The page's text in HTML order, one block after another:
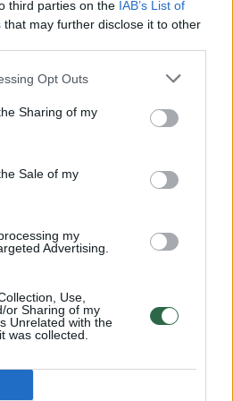
third parties on the IAB’s List of
that may further disclose it to other
Opt Outs
Sharing of my
Sale of my
my
Advertising.
Use,
or Sharing of my
Unrelated with the
was collected.
Vilniaus r.: dviejų moterų ir
00:00:59
Vakarinis aplinkkelis:
pasidalijo jautriais
Prunskienę